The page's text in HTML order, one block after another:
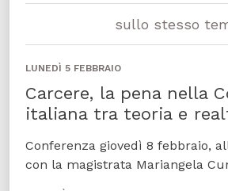
sullo stesso
LUNEDÌ 5 FEBBRAIO
Carcere, la pena nella
italiana tra teoria e
Conferenza giovedì 8 febbraio,
con la magistrata Mariangela